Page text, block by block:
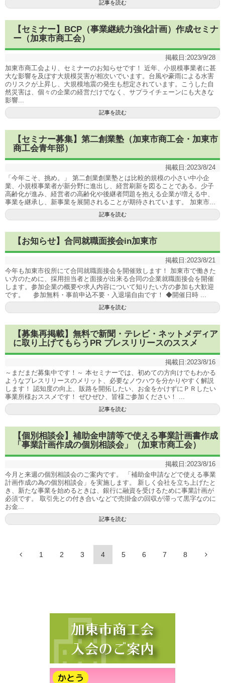
記事を読む
【セミナー】BCP（事業継続力強化計画）作成セミナ
ー（加東市商工会）
掲載日:2023/9/28
加東市商工会より、セミナーのお知らせです！ 近年、小規模事業者に甚
大な影響を及ぼす大規模災害が相次いでいます。台風や豪雨による水害
のリスクが上昇し、大規模地震の発生も想定されています。こうした自
然災害は、個々の企業の経営だけでなく、サプライチェーンにも大きな
影響...
記事を読む
【セミナー募集】第二創業塾（加東市商工会・加東市
商工会青年部）
掲載日:2023/8/24
「今年こそ、挑め。」 第二創業創業塾とは比較的規模の小さい中小企
業、小規模事業者が新分野に進出し、経営刷新を図ることである。少子
高齢化が進み、経営者の高齢化や後継者問題を抱える企業が増える中、
事業を継承し、新事業を展開されることが期待されています。 加東市...
記事を読む
【お知らせ】合同就職面接会in加東市
掲載日:2023/8/21
今年も加東市役所にて合同就職面接会を開催致します！ 加東市で働きた
い方のために、採用担当者と面接が出来る合同の企業就職面接会を開催
します。参加企業の概要や求人内容について知りたい方の参加も大歓迎
です。 参加無料・事前申込不要・入退場自由です！ ◆開催日時 ...
記事を読む
【募集再掲載】無料で新聞・テレビ・ネットメディア
に取り上げてもらうPR プレスリリースのススメ
掲載日:2023/8/16
～まだまだ募集中です！～ 本セミナーでは、初めての方向けでもわかる
ようなプレスリリースのメリット、必要なノウハウを分かりやすく解説
します！ 認知度の向上、販路を開拓したい、お金をかけずにＰＲしたい
事業所様おススメです！ ぜひぜひ、皆様ご参加ください！ ...
記事を読む
【個別相談会】補助金申請等で使える事業計画書作成
「事業計画作成の個別相談会」（加東市商工会）
掲載日:2023/8/16
今月と来週の個別相談会のご案内です。 「補助金申請などで使える事業
計画作成の為の個別相談会」を実施します。 新しく会社を立ち上げたと
き、新たな事業を始めるときは、銀行に融資を受けるために事業計画が
必須です。 取引先との付き合いなどで売掛金の回収が滞って黒字なのに
お金...
記事を読む
1 2 3 4 5 6 7 8